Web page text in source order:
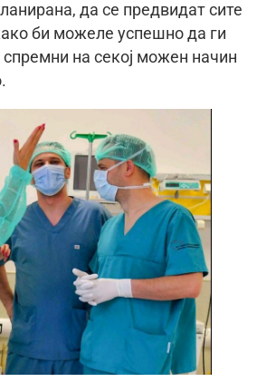
да се предвидат сите
би можеле успешно да ги
на секој можен начин